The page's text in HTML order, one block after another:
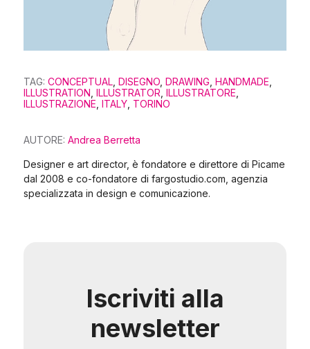
TAG: CONCEPTUAL DISEGNO DRAWING HANDMADE
ILLUSTRATION ILLUSTRATOR ILLUSTRATORE
ILLUSTRAZIONE ITALY TORINO
AUTORE: Andrea Berretta
Designer e art director, è fondatore e direttore di Picame
dal 2008 e co-fondatore di fargostudio.com, agenzia
specializzata in design e comunicazione.
Iscriviti alla
newsletter